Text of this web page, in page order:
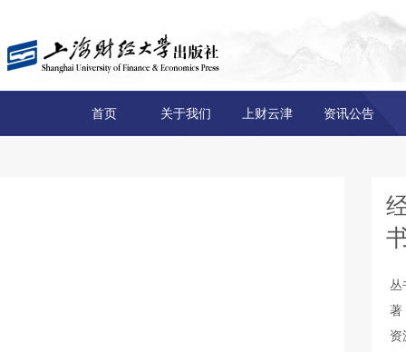
首页 关于我们 上财云津 资讯公告
丛
资